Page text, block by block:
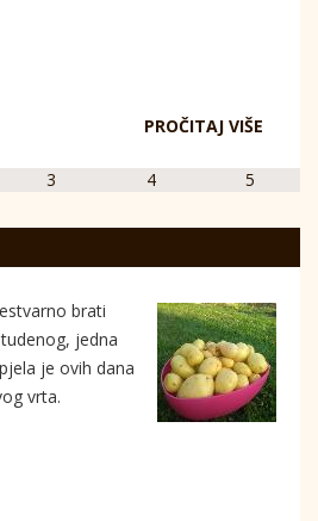
PROČITAJ VIŠE
3 4 5
brati
jedna
je ovih dana
vrta.